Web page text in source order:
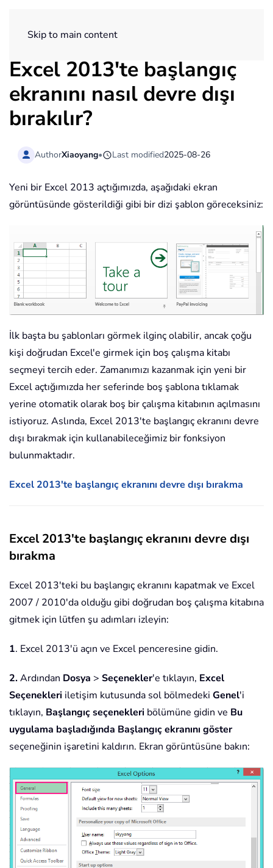
Skip to main content
Excel 2013'te başlangıç
ekranını nasıl devre dışı
bırakılır?
AuthorXiaoyang• Last modified2025-08-26
Yeni bir Excel 2013 açtığımızda, aşağıdaki ekran
görüntüsünde gösterildiği gibi bir dizi şablon göreceksiniz:
İlk başta bu şablonları görmek ilginç olabilir, ancak çoğu
kişi doğrudan Excel'e girmek için boş çalışma kitabı
seçmeyi tercih eder. Zamanımızı kazanmak için yeni bir
Excel açtığımızda her seferinde boş şablona tıklamak
yerine otomatik olarak boş bir çalışma kitabının açılmasını
istiyoruz. Aslında, Excel 2013'te başlangıç ekranını devre
dışı bırakmak için kullanabileceğimiz bir fonksiyon
bulunmaktadır.
Excel 2013'te başlangıç ekranını devre dışı bırakma
Excel 2013'te başlangıç ekranını devre dışı
bırakma
Excel 2013'teki bu başlangıç ekranını kapatmak ve Excel
2007 / 2010'da olduğu gibi doğrudan boş çalışma kitabına
gitmek için lütfen şu adımları izleyin:
1. Excel 2013'ü açın ve Excel penceresine gidin.
2.Ardından Dosya > Seçenekler'e tıklayın, Excel
Seçenekleri iletişim kutusunda sol bölmedeki Genel'i
tıklayın, Başlangıç seçenekleri bölümüne gidin ve Bu
uygulama başladığında Başlangıç ekranını göster
seçeneğinin işaretini kaldırın. Ekran görüntüsüne bakın: